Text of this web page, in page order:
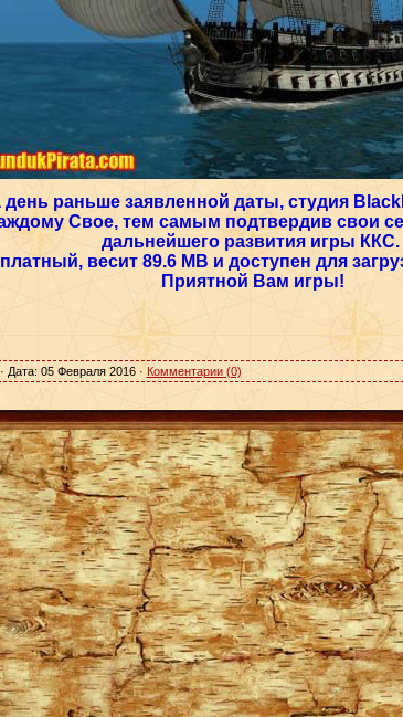
день раньше заявленной даты, студия
Свое, тем самым подтвердив свои
дальнейшего развития игры ККС.
весит 89.6 MB и доступен для
Приятной Вам игры!
· Дата: 05 Февраля 2016· Комментарии (0)